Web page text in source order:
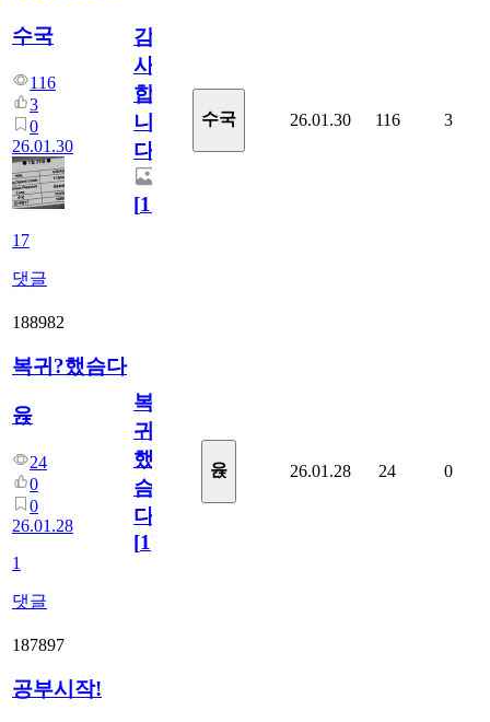
수국
116
3
0
26.01.30
17
댓글
감
사
합
니
다.
[17
수국 26.01.30 116 3
188982
복귀?했슴다
윥
24
0
0
26.01.28
1
댓글
복
귀?
했
슴
다
[1]
윥 26.01.28 24 0
187897
공부시작!